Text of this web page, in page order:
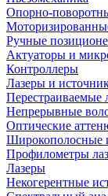
Опорно-
Ручные
Актуаторы и
Контроллеры
Лазеры и
Перестраиваемые
Непрерывные
Оптические
Широкополосные
Профилометры
Лазеры
Некогерентные